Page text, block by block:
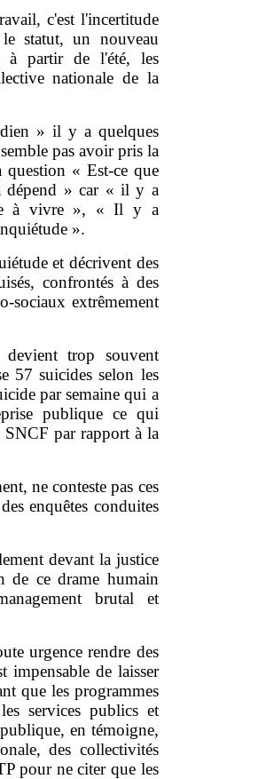
c'est l'incertitude
statut, un nouveau
à partir de l'été, les
nationale de la
» il y a quelques
pas avoir pris la
question « Est-ce que
dépend » car « il y a
à vivre », « Il y a
».
et décrivent des
confrontés à des
sociaux extrêmement
devient trop souvent
57 suicides selon les
par semaine qui a
publique ce qui
par rapport à la
ne conteste pas ces
enquêtes conduites
devant la justice
de ce drame humain
brutal et
urgence rendre des
impensable de laisser
que les programmes
services publics et
en témoigne,
des collectivités
pour ne citer que les